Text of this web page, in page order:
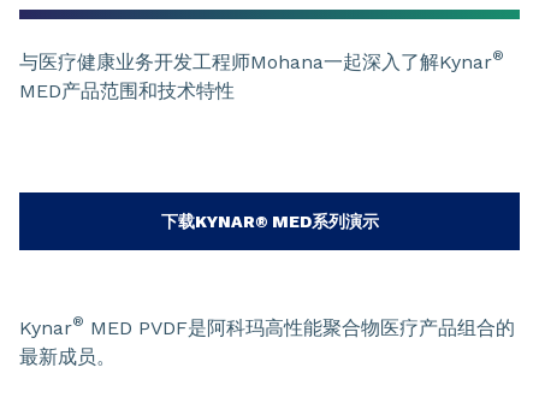
与医疗健康业务开发工程师Mohana一起深入了解Kynar®
MED产品范围和技术特性
下载KYNAR® MED系列演示
Kynar® MED PVDF是阿科玛高性能聚合物医疗产品组合的
最新成员。